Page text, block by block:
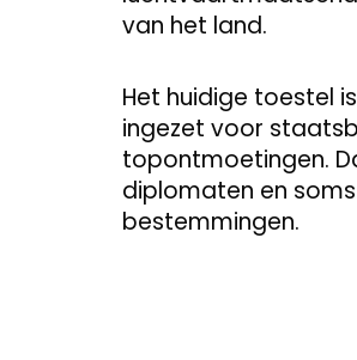
van het land.
Het huidige toestel
ingezet voor
topontmoetingen.
diplomaten en
bestemmingen.